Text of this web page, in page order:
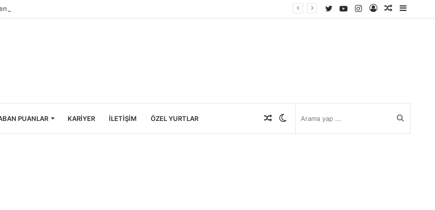
İçin Ekonomik Tatil Rehberi
Rastgele
Kayıt
Instagram
YouTube
Twitter
PUANLAR KARIYER İLETIŞIM ÖZEL YURTLAR Rastgele